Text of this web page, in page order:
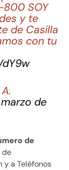
800 SOY
y te
de Casilla
con tu
de
de
de
y a Teléfonos